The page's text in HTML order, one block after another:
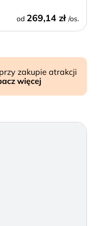
od 269,14 zł /os.
zakupie atrakcji
więcej